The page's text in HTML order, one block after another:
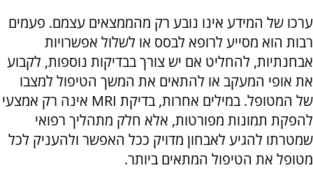
ערכו של המידע אינו נובע רק מהממצאים עצמם. פעמים
רבות הוא מסייע לרופא לבסס או לשלול אפשרויות
אבחנתיות, להחליט אם יש צורך בבדיקות נוספות, לקבוע
את אופי המעקב או להתאים את המשך הטיפול למצבו
של המטופל. במילים אחרות, בדיקת MRI אינה רק אמצעי
להפקת תמונות מפורטות, אלא חלק מתהליך רפואי
שמטרתו להגיע לאבחון מדויק ככל האפשר ולהעניק לכל
מטופל את הטיפול המתאים ביותר.